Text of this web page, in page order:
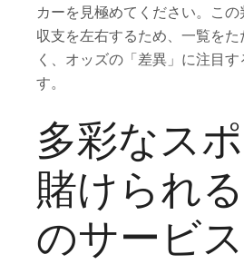
カーを見極めてください。こ
収支を左右するため、一覧を
く、オッズの「差異」に注目
す。
多彩なス
賭けられ
のサービ